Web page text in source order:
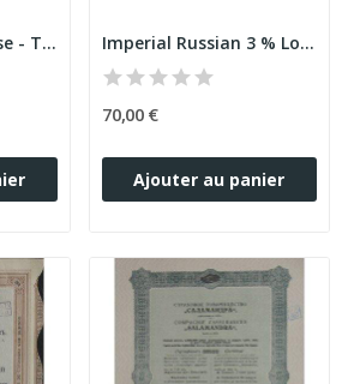
Sté de Tabacs Russe - The Russian Tobacco Cy... Imperial Russian 3 % Loan 1859
70,00 €
Ajouter au panier